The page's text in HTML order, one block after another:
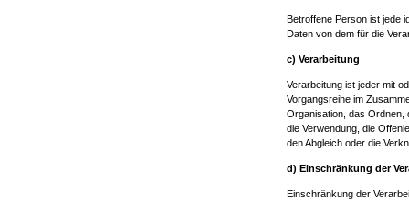
Betroffene Person ist jede
Daten von dem für die
c) Verarbeitung
Verarbeitung ist jeder mit
Vorgangsreihe im
Organisation, das Ordnen,
die Verwendung, die
den Abgleich oder die
d) Einschränkung der
Einschränkung der